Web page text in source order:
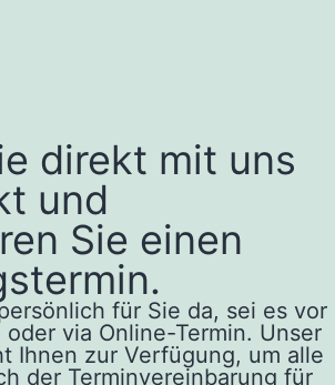
direkt mit uns
und
Sie einen
für Sie da, sei es vor
via Online-Termin. Unser
Ihnen zur Verfügung, um alle
der Terminvereinbarung für